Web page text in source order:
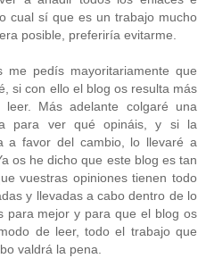
cual sí que es un trabajo mucho
posible, preferiría evitarme.
me pedís mayoritariamente que
si con ello el blog os resulta más
Más adelante colgaré una
para ver qué opináis, y si la
a favor del cambio, lo llevaré a
os he dicho que este blog es tan
vuestras opiniones tienen todo
y llevadas a cabo dentro de lo
para mejor y para que el blog os
de leer, todo el trabajo que
valdrá la pena.